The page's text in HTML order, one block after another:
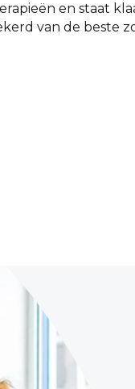
en staat
van de beste